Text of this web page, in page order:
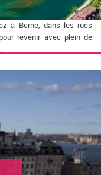
à Berne, dans les rues
revenir avec plein de